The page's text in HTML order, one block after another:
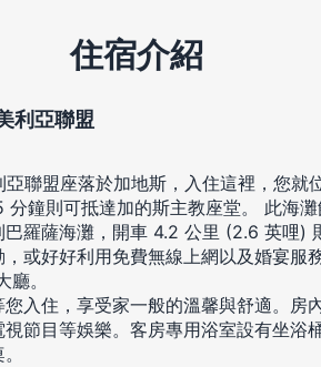
住宿介紹
利亞聯盟
聯盟座落於加地斯，入住這裡，您就
鐘則可抵達加的斯主教座堂。 此海
羅薩海灘，開車 4.2 公里 (2.6 英哩)
或好好利用免費無線上網以及婚宴服
。
入住，享受家一般的溫馨與舒適。房
節目等娛樂。客房專用浴室設有坐浴